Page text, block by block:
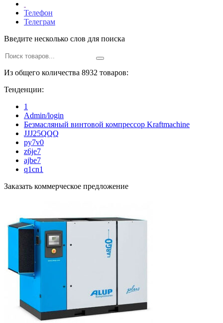
Телефон
Телеграм
Введите несколько слов для поиска
Из общего количества 8932 товаров:
Тенденции:
1
Admin/login
Безмасляный винтовой компрессор Kraftmaсhine
JJJ25QQQ
py7v0
z6je7
ajbe7
q1cn1
Заказать коммерческое предложение